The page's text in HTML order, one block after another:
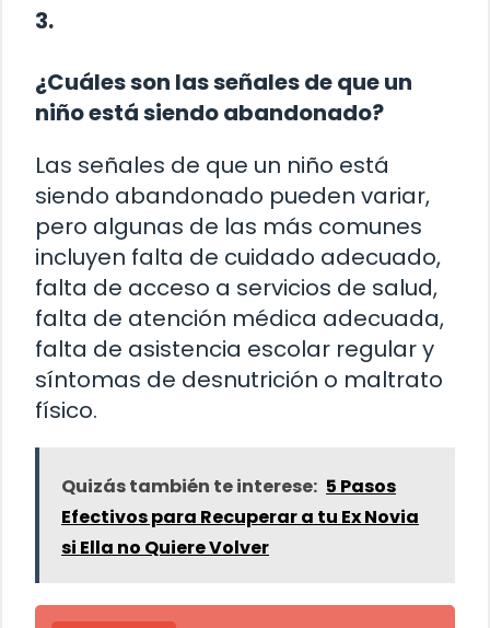
3.
¿Cuáles son las señales de que un
niño está siendo abandonado?
Las señales de que un niño está
siendo abandonado pueden variar,
pero algunas de las más comunes
incluyen falta de cuidado adecuado,
falta de acceso a servicios de salud,
falta de atención médica adecuada,
falta de asistencia escolar regular y
síntomas de desnutrición o maltrato
físico.
Quizás también te interese: 5 Pasos
Efectivos para Recuperar a tu Ex Novia
si Ella no Quiere Volver